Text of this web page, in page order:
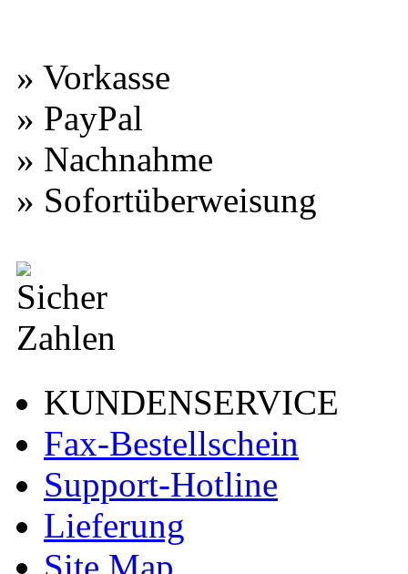
» Vorkasse
» PayPal
» Nachnahme
» Sofortüberweisung
KUNDENSERVICE
Fax-Bestellschein
Support-Hotline
Lieferung
Site Map